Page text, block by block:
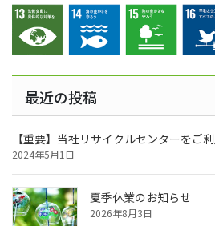
最近の投稿
【重要】当社リサイクルセンターをご
2024年5月1日
夏季休業のお知らせ
2026年8月3日